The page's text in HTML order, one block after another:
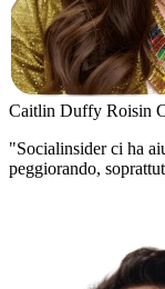
Caitlin Duffy Roisin
"Socialinsider ci ha
peggiorando,